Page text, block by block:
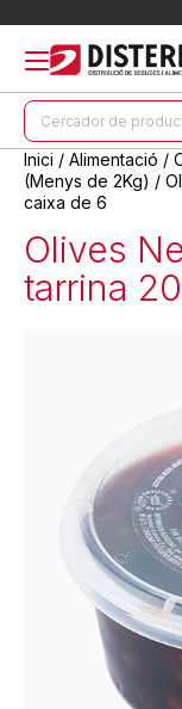
Products
search
Inici / Alimentació /
(Menys de 2Kg) /
caixa de 6
Olives
tarrina